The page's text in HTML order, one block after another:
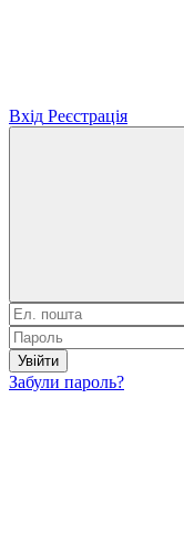
Вхід Реєстрація
Увійти
Забули пароль?